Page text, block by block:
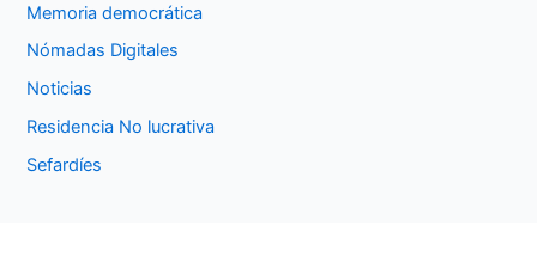
Memoria democrática
Nómadas Digitales
Noticias
Residencia No lucrativa
Sefardíes